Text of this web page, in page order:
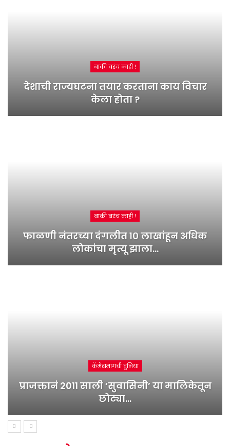
बाकी बरंच काही !
देशाची राज्यघटना तयार करताना काय विचार
केला होता ?
बाकी बरंच काही !
फाळणी नंतरच्या दंगलीत १० लाखांहून अधिक
लोकांचा मृत्यू झाला…
कॅमेरामागची दुनिया
प्राजक्तानं 2011 साली ‘सुवासिनी’ या मालिकेतून
छोट्या…